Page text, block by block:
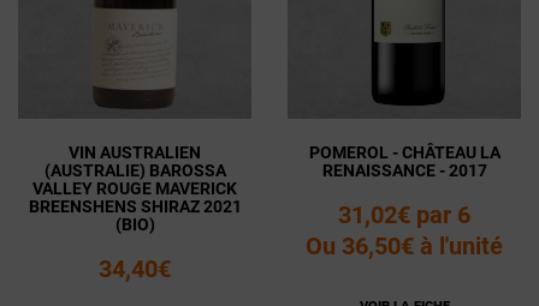
VIN AUSTRALIEN
(AUSTRALIE) BAROSSA
VALLEY ROUGE MAVERICK
BREENSHENS SHIRAZ 2021
(BIO)
34,40€
POMEROL - CHÂTEAU LA
RENAISSANCE - 2017
31,02€ par 6
Ou 36,50€ à l'unité